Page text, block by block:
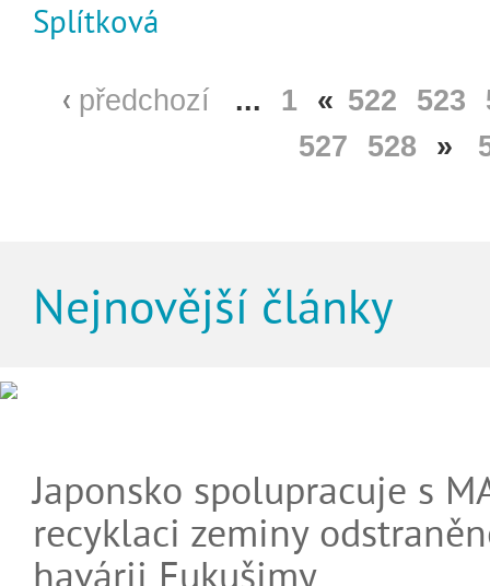
Splítková
předchozí ... 1 « 522 523
527
528 »
Nejnovější články
Japonsko spolupracuje s
recyklaci zeminy
havárii Fukušimy